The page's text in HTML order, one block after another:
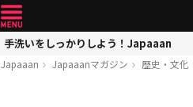
手洗いをしっかりしよう！Japaaan
Japaaan Japaaanマガジン 歴史・文化